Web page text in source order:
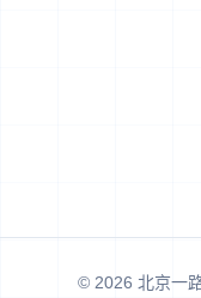
© 2026 北京一